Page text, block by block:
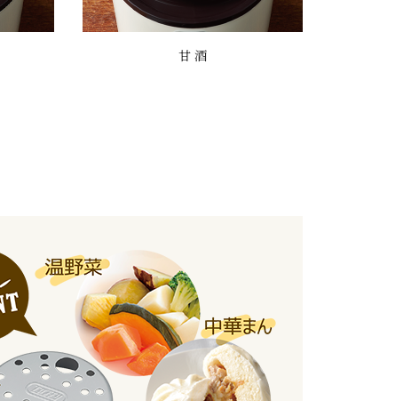
甘 酒